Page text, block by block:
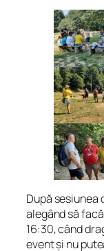
După
alegând să
16:30, când
event și nu